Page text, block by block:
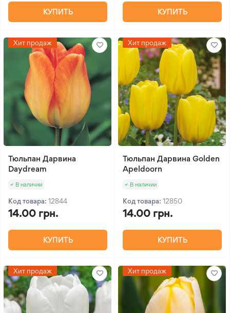
КУПИТЬ КУПИТЬ
Хит продаж
Тюльпан Дарвина
Daydream
В наличии
Код товара: 12844
14.00 грн.
КУПИТЬ
Хит продаж
Тюльпан Дарвина Golden
Apeldoorn
В наличии
Код товара: 12850
14.00 грн.
КУПИТЬ
Хит продаж Хит продаж